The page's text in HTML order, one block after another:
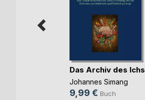
Das Archiv des Ichs
Johannes Simang
9,99 € Buch